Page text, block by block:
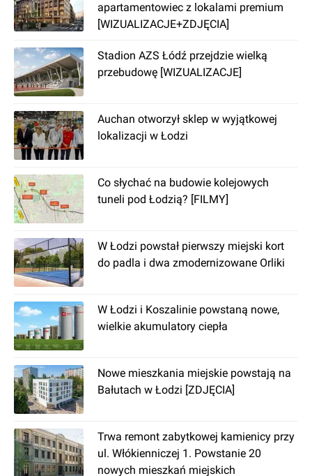
apartamentowiec z lokalami premium
[WIZUALIZACJE+ZDJĘCIA]
Stadion AZS Łódź przejdzie wielką
przebudowę [WIZUALIZACJE]
Auchan otworzył sklep w wyjątkowej
lokalizacji w Łodzi
Co słychać na budowie kolejowych
tuneli pod Łodzią? [FILMY]
W Łodzi powstał pierwszy miejski kort
do padla i dwa zmodernizowane Orliki
W Łodzi i Koszalinie powstaną nowe,
wielkie akumulatory ciepła
Nowe mieszkania miejskie powstają na
Bałutach w Łodzi [ZDJĘCIA]
Trwa remont zabytkowej kamienicy przy
ul. Włókienniczej 1. Powstanie 20
nowych mieszkań miejskich